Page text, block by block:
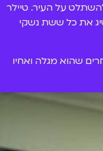
על העיר. טיילר
את כל ששת נשקי
שהוא מגלה ואחיו